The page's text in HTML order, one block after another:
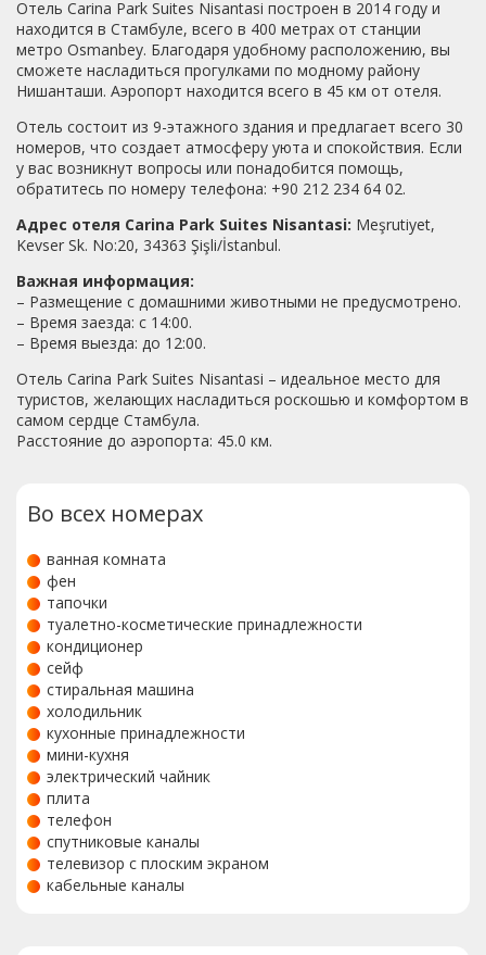
Отель Carina Park Suites Nisantasi построен в 2014 году и
находится в Стамбуле, всего в 400 метрах от станции
метро Osmanbey. Благодаря удобному расположению, вы
сможете насладиться прогулками по модному району
Нишанташи. Аэропорт находится всего в 45 км от отеля.
Отель состоит из 9-этажного здания и предлагает всего 30
номеров, что создает атмосферу уюта и спокойствия. Если
у вас возникнут вопросы или понадобится помощь,
обратитесь по номеру телефона: +90 212 234 64 02.
Адрес отеля Carina Park Suites Nisantasi: Meşrutiyet,
Kevser Sk. No:20, 34363 Şişli/İstanbul.
Важная информация:
– Размещение с домашними животными не предусмотрено.
– Время заезда: с 14:00.
– Время выезда: до 12:00.
Отель Carina Park Suites Nisantasi – идеальное место для
туристов, желающих насладиться роскошью и комфортом в
самом сердце Стамбула.
Расстояние до аэропорта: 45.0 км.
Во всех номерах
ванная комната
фен
тапочки
туалетно-косметические принадлежности
кондиционер
сейф
стиральная машина
холодильник
кухонные принадлежности
мини-кухня
электрический чайник
плита
телефон
спутниковые каналы
телевизор с плоским экраном
кабельные каналы